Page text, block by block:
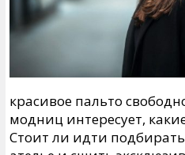
красивое пальто
модниц интересует,
Стоит ли идти